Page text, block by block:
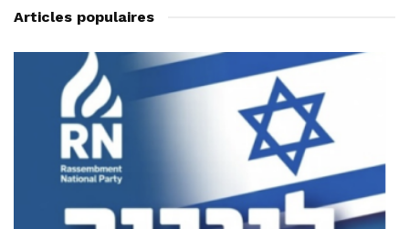
Articles populaires